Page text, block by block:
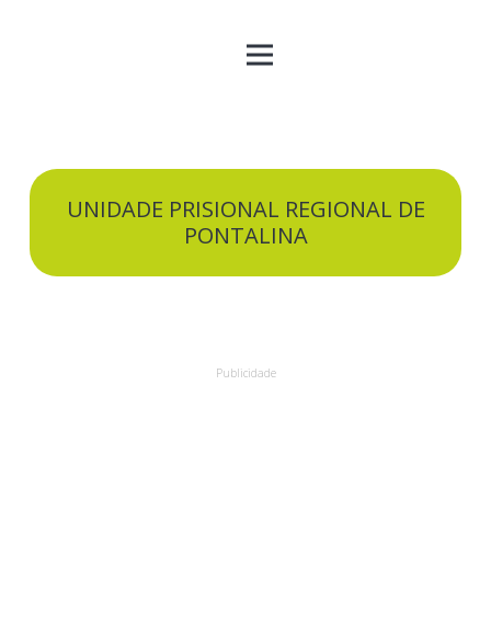
UNIDADE PRISIONAL REGIONAL DE
PONTALINA
Publicidade